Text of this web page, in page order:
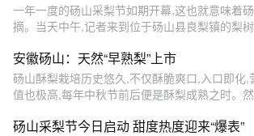
一年一度的砀山采梨节如期开幕,这也就意味着
摘。当天中午,记者来到位于砀山县良梨镇的梨
安徽砀山：天然“早熟梨”上市
砀山酥梨栽培历史悠久,不仅酥脆爽口,入口即化,
值也极高,每年中秋节前后便是酥梨成熟之时。
砀山采梨节今日启动 甜度热度迎来“爆表”